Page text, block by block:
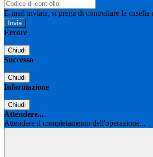
E-mail inviata, si prega di controllare la casella
Errore
Chiudi
Successo
Chiudi
Informazione
Chiudi
Attendere...
Attendere il completamento dell'operazione...